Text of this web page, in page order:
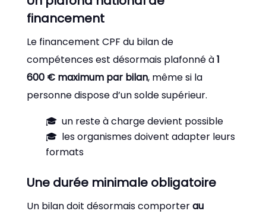
financement
Le financement CPF du bilan de
compétences est désormais plafonné à1
600 € maximum par bilan, même si la
personne dispose d’un solde supérieur.
un reste à charge devient possible
les organismes doivent adapter leurs
formats
Une durée minimale obligatoire
Un bilan doit désormais comporterau